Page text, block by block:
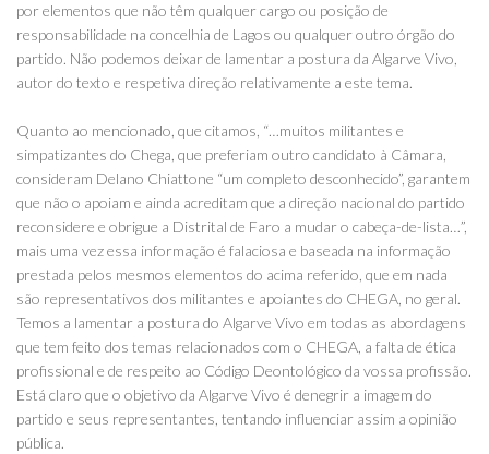
por elementos que não têm qualquer cargo ou posição de
responsabilidade na concelhia de Lagos ou qualquer outro órgão do
partido. Não podemos deixar de lamentar a postura da Algarve Vivo,
autor do texto e respetiva direção relativamente a este tema.
Quanto ao mencionado, que citamos, “…muitos militantes e
simpatizantes do Chega, que preferiam outro candidato à Câmara,
consideram Delano Chiattone “um completo desconhecido”, garantem
que não o apoiam e ainda acreditam que a direção nacional do partido
reconsidere e obrigue a Distrital de Faro a mudar o cabeça-de-lista…”,
mais uma vez essa informação é falaciosa e baseada na informação
prestada pelos mesmos elementos do acima referido, que em nada
são representativos dos militantes e apoiantes do CHEGA, no geral.
Temos a lamentar a postura do Algarve Vivo em todas as abordagens
que tem feito dos temas relacionados com o CHEGA, a falta de ética
profissional e de respeito ao Código Deontológico da vossa profissão.
Está claro que o objetivo da Algarve Vivo é denegrir a imagem do
partido e seus representantes, tentando influenciar assim a opinião
pública.